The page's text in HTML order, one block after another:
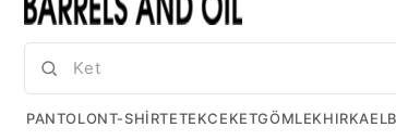
Sweatshirt
PANTOLONT-SHIRTETEKCEKETGÖMLEKHIRKA